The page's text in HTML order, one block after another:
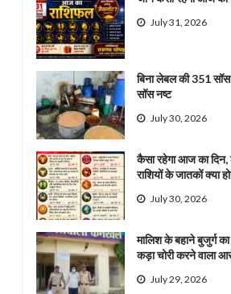
July 31, 2026
बिना लेबल की 351
सॉस नष्ट
July 30, 2026
कैसा रहेगा आज का दिन,
राशियों के जातकों क्या
July 30, 2026
मालिश के बहाने बुजुर्ग
कड़ा चोरी करने वाला
July 29, 2026